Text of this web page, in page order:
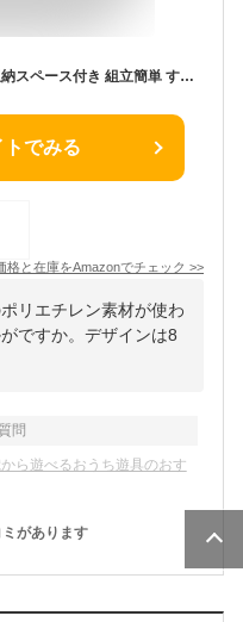
滑り台 すべり台 室内遊具 大型遊具 収納スペース付き 組立簡単 すべりだい キッズパーク 屋内 家庭用 キッズ 36ヶ月~5歳 子供 誕生日 プレゼント (タイプA-ホワイト+グレー)
でみる
格と在庫をAmazonでチェック >>
リエチレン素材が使わ
ですか。デザインは8
問
ら遊べるおうち遊具のおす
があります